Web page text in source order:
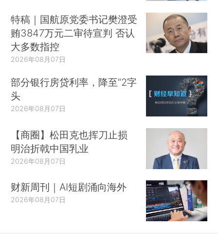
特稿｜国航原党委书记樊澄受
贿3847万元二审待宣判 否认
大多数指控
2026年08月07日
部分银行房贷利率，降至“2字
头
2026年08月07日
【商圈】松田克也挥刀止损
明治折戟中国乳业
2026年08月07日
财新周刊｜AI短剧涌向海外
2026年08月07日